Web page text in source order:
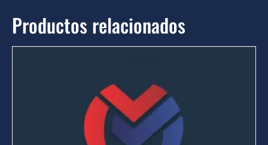
Productos relacionados